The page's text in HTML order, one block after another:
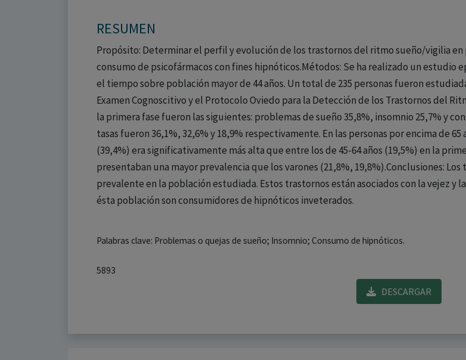
RESUMEN
Propósito: Determinar el perfil y evolución de los trastornos del ritmo sueño/vigilia en
consumo de psicofármacos con fines hipnóticos.Métodos: Se ha realizado un
el tiempo sobre población mayor de 44 años. Un total de 235 personas fueron
Examen Cognoscitivo y el Protocolo Oviedo para la Detección de los Trastornos del
la primera fase fueron las siguientes: problemas de sueño 35,8%, insomnio 25,7% y
tasas fueron 36,1%, 32,6% y 18,9% respectivamente. En las personas por encima de
(39,4%) era significativamente más alta que entre los de 45-64 años (19,5%) en la
presentaban una mayor prevalencia que los varones (21,8%, 19,8%).Conclusiones:
prevalente en la población estudiada. Estos trastornos están asociados con la vejez y
ésta población son consumidores de hipnóticos inveterados.
Palabras clave: Problemas o quejas de sueño; Insomnio; Consumo de hipnóticos.
5893
DESCARGAR